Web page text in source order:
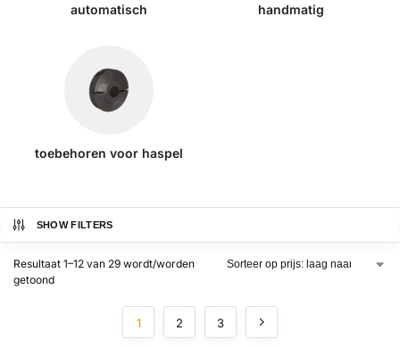
automatisch handmatig
toebehoren voor haspel
SHOW FILTERS
Resultaat 1–12 van 29 wordt/worden
getoond
1 2 3